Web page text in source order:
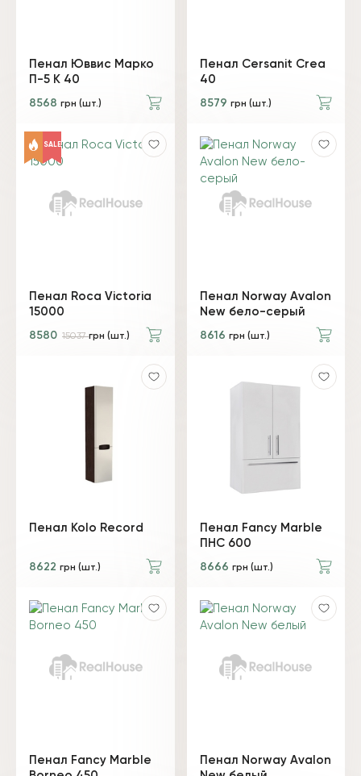
Пенал Юввис Марко
П-5 К 40
8568 грн (шт.)
Пенал Cersanit Crea
40
8579 грн (шт.)
SALE
Пенал Roca Victoria
15000
8580 15037грн (шт.)
Пенал Norway Avalon
New бело-серый
8616 грн (шт.)
Пенал Kolo Record
8622 грн (шт.)
Пенал Fancy Marble
ПНС 600
8666 грн (шт.)
Пенал Fancy Marble
Пенал Norway Avalon